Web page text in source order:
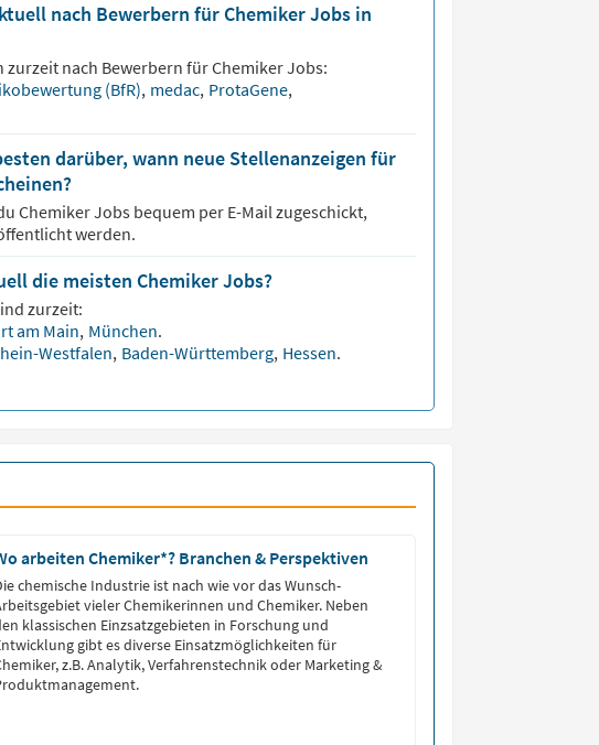
nach Bewerbern für Chemiker Jobs in
zurzeit nach Bewerbern fürChemikerJobs:
(BfR), medac, ProtaGene,
darüber, wann neue Stellenanzeigen für
ChemikerJobs bequem per E-Mail zugeschickt,
werden.
die meisten Chemiker Jobs?
zurzeit:
am Main, München.
Westfalen, Baden-Württemberg, Hessen.
arbeiten Chemiker*? Branchen & Perspektiven
chemische Industrie ist nach wie vor das Wunsch-
vieler Chemikerinnen und Chemiker. Neben
klassischen Einzsatzgebieten in Forschung und
gibt es diverse Einsatzmöglichkeiten für
z.B. Analytik, Verfahrenstechnik oder Marketing &